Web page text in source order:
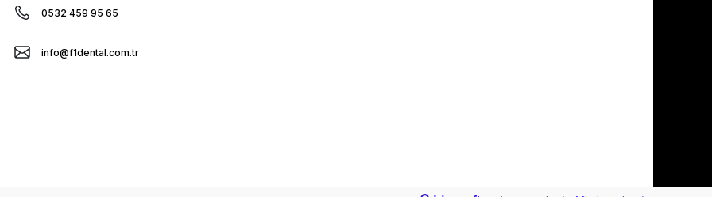
0532 459 95 65
info@f1dental.com.tr